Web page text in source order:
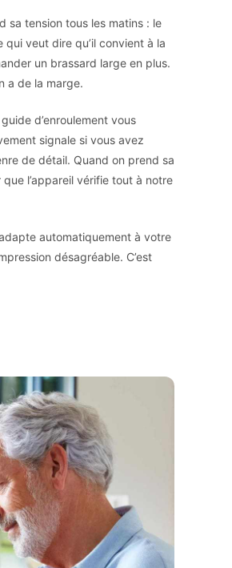
sa tension tous les matins : le
veut dire qu’il convient à la
un brassard large en plus.
a de la marge.
d’enroulement vous
signale si vous avez
de détail. Quand on prend sa
l’appareil vérifie tout à notre
automatiquement à votre
désagréable. C’est